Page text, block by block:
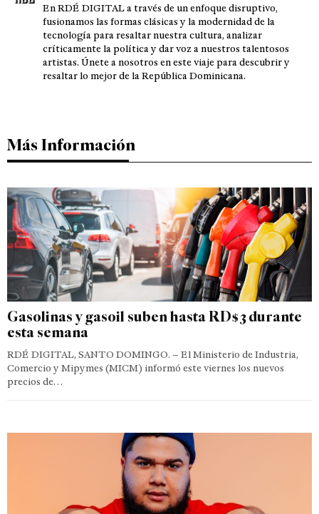
En RDÉ DIGITAL a través de un enfoque disruptivo,
fusionamos las formas clásicas y la modernidad de la
tecnología para resaltar nuestra cultura, analizar
críticamente la política y dar voz a nuestros talentosos
artistas. Únete a nosotros en este viaje para descubrir y
resaltar lo mejor de la República Dominicana.
Más Información
Gasolinas y gasoil suben hasta RD$3 durante
esta semana
RDÉ DIGITAL, SANTO DOMINGO. – El Ministerio de Industria,
Comercio y Mipymes (MICM) informó este viernes los nuevos
precios de…